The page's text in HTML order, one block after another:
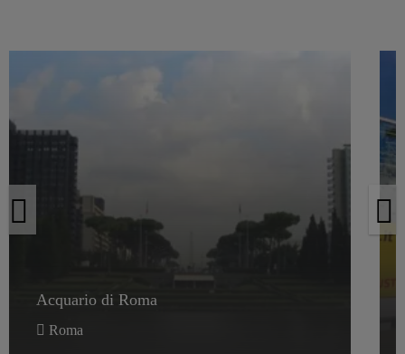
Acquario di Roma
Roma
Acquario di Roma